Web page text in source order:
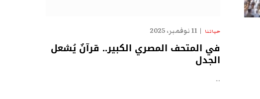
حياتنا 11 نوفمبر، 2025
في المتحف المصري الكبير.. قرآنٌ يُشعل
الجدل
…